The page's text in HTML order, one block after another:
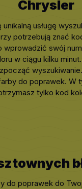
Chrysler
usługę
potrzebują znać
wprowadzić swój
w ciągu kilku
do poprawek. W
tylko kod
do poprawek do